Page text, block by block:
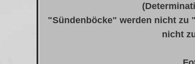
"Sündenböcke" werden nicht zu
nicht